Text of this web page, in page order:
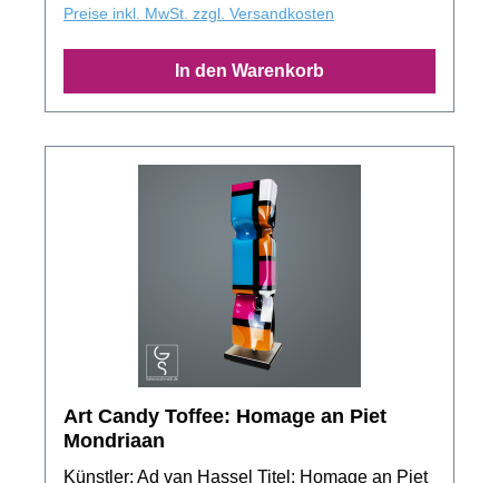
nur ein Muster der Motivserie. Jedes Exemplar
Unikatcharakter!
Preise inkl. MwSt. zzgl. Versandkosten
In den Warenkorb
Art Candy Toffee: Homage an Piet
Mondriaan
Künstler: Ad van Hassel Titel: Homage an Piet